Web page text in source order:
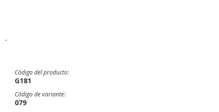
-
Código del producto:
G181
Código de variante:
079